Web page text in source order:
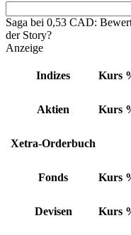
Saga bei 0,53 CAD:
der Story?
Anzeige
Indizes Kurs
Aktien Kurs
Xetra-Orderbuch
Fonds Kurs
Devisen Kurs